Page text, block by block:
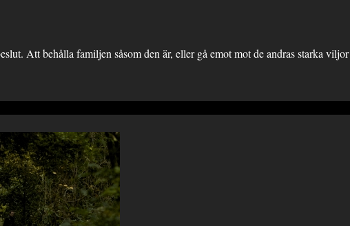
Att behålla familjen såsom den är, eller gå emot mot de andras starka